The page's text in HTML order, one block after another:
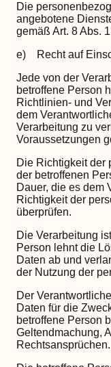
Die
angebotene
gemäß Art. 8 Abs.
e) Recht auf
Jede von der
betroffene Person
Richtlinien- und
dem
Verarbeitung zu
Voraussetzungen
Die Richtigkeit der
der betroffenen
Dauer, die es dem
Richtigkeit der
überprüfen.
Die Verarbeitung
Person lehnt die
Daten ab und
der Nutzung der
Der
Daten für die
betroffene Person
Geltendmachung,
Rechtsansprüchen.